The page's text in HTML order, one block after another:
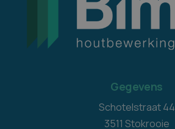
Gegevens
Schotelstraat 44
3511 Stokrooie